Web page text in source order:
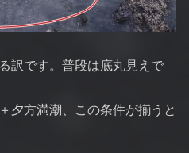
訳です。普段は底丸見えで
夕方満潮、この条件が揃うと